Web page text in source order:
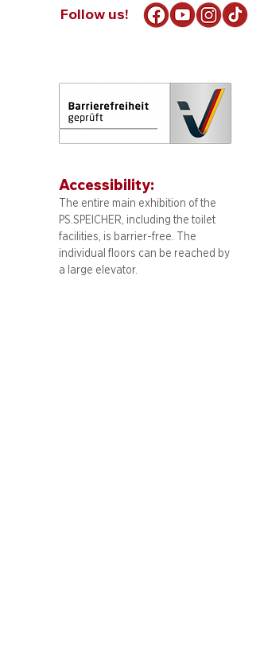
Follow us!
Accessibility:
The entire main exhibition of the
PS.SPEICHER, including the toilet
facilities, is barrier-free. The
individual floors can be reached by
a large elevator.